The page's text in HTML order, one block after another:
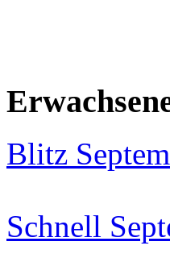
Blitz
Schnell